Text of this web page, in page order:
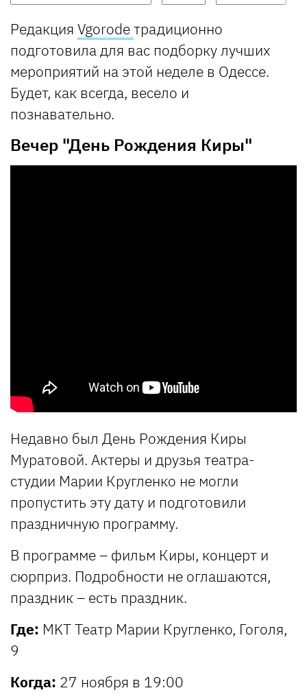
Редакция Vgorodeтрадиционно
подготовила для вас подборку лучших
мероприятий на этой неделе в Одессе.
Будет, как всегда, весело и
познавательно.
Вечер "День Рождения Киры"
Недавно был День Рождения Киры
Муратовой. Актеры и друзья театра-
студии Марии Кругленко не могли
пропустить эту дату и подготовили
праздничную программу.
В программе – фильм Киры, концерт и
сюрприз. Подробности не оглашаются,
праздник – есть праздник.
Где: MKT Театр Марии Кругленко, Гоголя,
9
Когда: 27 ноября в 19:00